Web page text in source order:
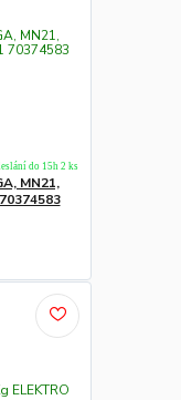
MN21,
do 15h 2 ks